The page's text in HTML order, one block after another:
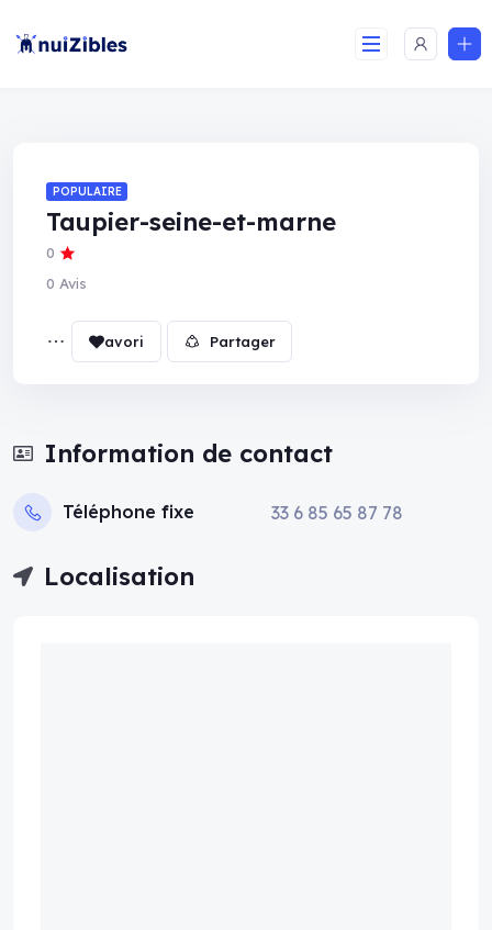
Taupier-seine-et-marne
POPULAIRE
0
0 Avis
Partager
Information de contact
Téléphone fixe 33 6 85 65 87 78
Localisation